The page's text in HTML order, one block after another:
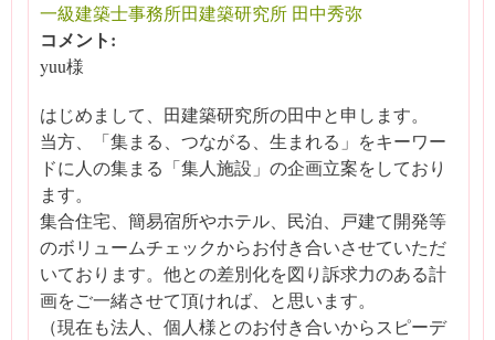
一級建築士事務所田建築研究所 田中秀弥
コメント:
yuu様
はじめまして、田建築研究所の田中と申します。
当方、「集まる、つながる、生まれる」をキーワー
ドに人の集まる「集人施設」の企画立案をしており
ます。
集合住宅、簡易宿所やホテル、民泊、戸建て開発等
のボリュームチェックからお付き合いさせていただ
いております。他との差別化を図り訴求力のある計
画をご一緒させて頂ければ、と思います。
（現在も法人、個人様とのお付き合いからスピーデ